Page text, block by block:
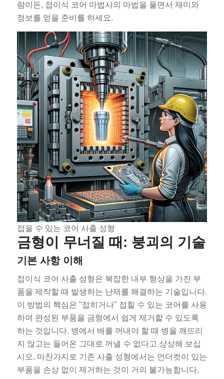
람이든, 접이식 코어 마법사의 마법을 풀면서 재미와
정보를 얻을 준비를 하세요.
접을 수 있는 코어 사출 성형
금형이 무너질 때: 붕괴의 기술
기본 사항 이해
접이식 코어 사출 성형은 복잡한 내부 형상을 가진 부
품을 제작할 때 발생하는 난제를 해결하는 기술입니다.
이 방법의 핵심은 "접히거나" 접힐 수 있는 코어를 사용
하여 완성된 부품을 금형에서 쉽게 제거할 수 있도록
하는 것입니다. 병에서 배를 꺼내야 할 때 병을 깨뜨리
지 않고는 들어온 그대로 꺼낼 수 없다고 상상해 보십
시오. 마찬가지로 기존 사출 성형에서는 언더컷이 있는
부품을 손상 없이 제거하는 것이 거의 불가능합니다.